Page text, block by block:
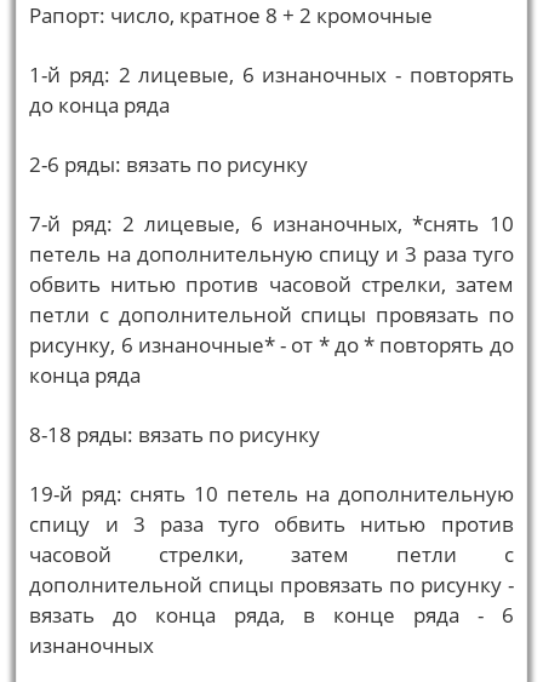
Рапорт: число, кратное 8 + 2 кромочные
1-й ряд: 2 лицевые, 6 изнаночных - повторять
до конца ряда
2-6 ряды: вязать по рисунку
7-й ряд: 2 лицевые, 6 изнаночных, *снять 10
петель на дополнительную спицу и 3 раза туго
обвить нитью против часовой стрелки, затем
петли с дополнительной спицы провязать по
рисунку, 6 изнаночные* - от * до * повторять до
конца ряда
8-18 ряды: вязать по рисунку
19-й ряд: снять 10 петель на дополнительную
спицу и 3 раза туго обвить нитью против
часовой стрелки, затем петли с
дополнительной спицы провязать по рисунку -
вязать до конца ряда, в конце ряда - 6
изнаночных